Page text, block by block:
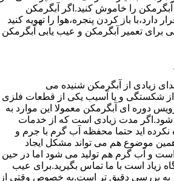
را خاموش کنید.اگر آبگرمکن
دارد،با باز کردن پنجره،هوا را تهویه کنید
تعمیر آبگرمکن و عیب یابی آبگرمکن
زیادی از آبگرمکن شنیده می
شکستگی و یا آسیب یکی از قطعات فلزی
دوره ای آبگرمکن معمولا این موارد به
مدت زیادی است که از خدمات
اید حتما محفظه آب گرم با جرم و
موضوع هم می تواند مشکل ایجاد
و آب گرم هم تولید می شود اما در حین
زیاد است با ما تماس بگیرید.برای عیب
به بررسی دقیق تر است.به خصوص وقتی از